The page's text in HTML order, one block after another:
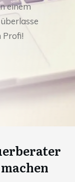
einem
Profi!